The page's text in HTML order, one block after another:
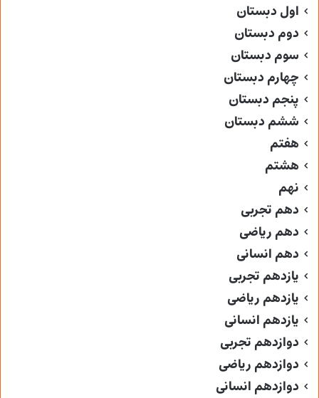
اول دبستان
دوم دبستان
سوم دبستان
چهارم دبستان
پنجم دبستان
ششم دبستان
هفتم
هشتم
نهم
دهم تجربی
دهم ریاضی
دهم انسانی
یازدهم تجربی
یازدهم ریاضی
یازدهم انسانی
دوازدهم تجربی
دوازدهم ریاضی
دوازدهم انسانی